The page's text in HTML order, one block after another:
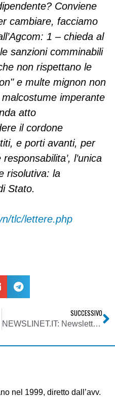
Conviene
cambiare, facciamo
1 – chieda al
sanzioni comminabili
non rispettano le
e multe mignon non
imperante
atto
il cordone
e porti avanti, per
l’unica
risolutiva: la
Stato.
tlc/lettere.php
SUCCESSIVO
NEWSLINET.IT: Newsletter n. 511 del 08/07/2009
nel 1999, diretto dall’avv.